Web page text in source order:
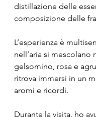
distillazione delle
composizione delle
L’esperienza è
nell’aria si mescolano
gelsomino, rosa e
ritrova immersi in un
aromi e ricordi.
Durante la visita, ho